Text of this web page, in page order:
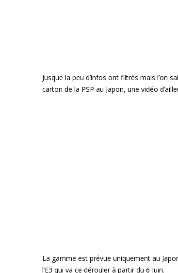
Jusque la peu d’infos ont filtrés mais l’on
carton de la PSP au Japon, une vidéo
La gamme est prévue uniquement au
l’E3 qui va ce dérouler à partir du 6 Juin.